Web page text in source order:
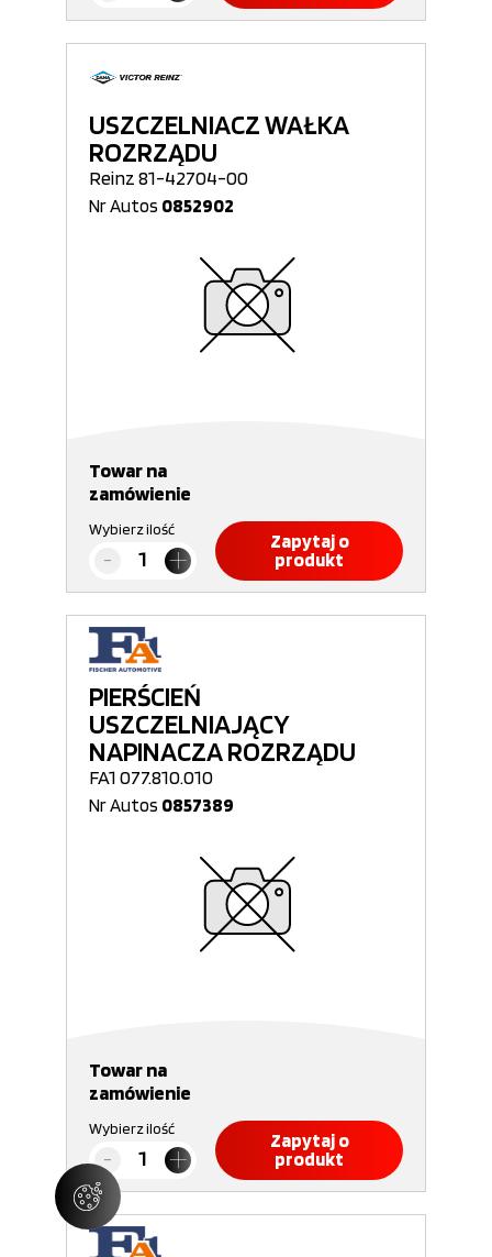
USZCZELNIACZ WAŁKA
ROZRZĄDU
Reinz 81-42704-00
Nr Autos 0852902
Towar na
zamówienie
Wybierz ilość
Zapytaj o
produkt
PIERŚCIEŃ
USZCZELNIAJĄCY
NAPINACZA ROZRZĄDU
FA1 077.810.010
Nr Autos 0857389
Towar na
zamówienie
Wybierz ilość
Zapytaj o
produkt